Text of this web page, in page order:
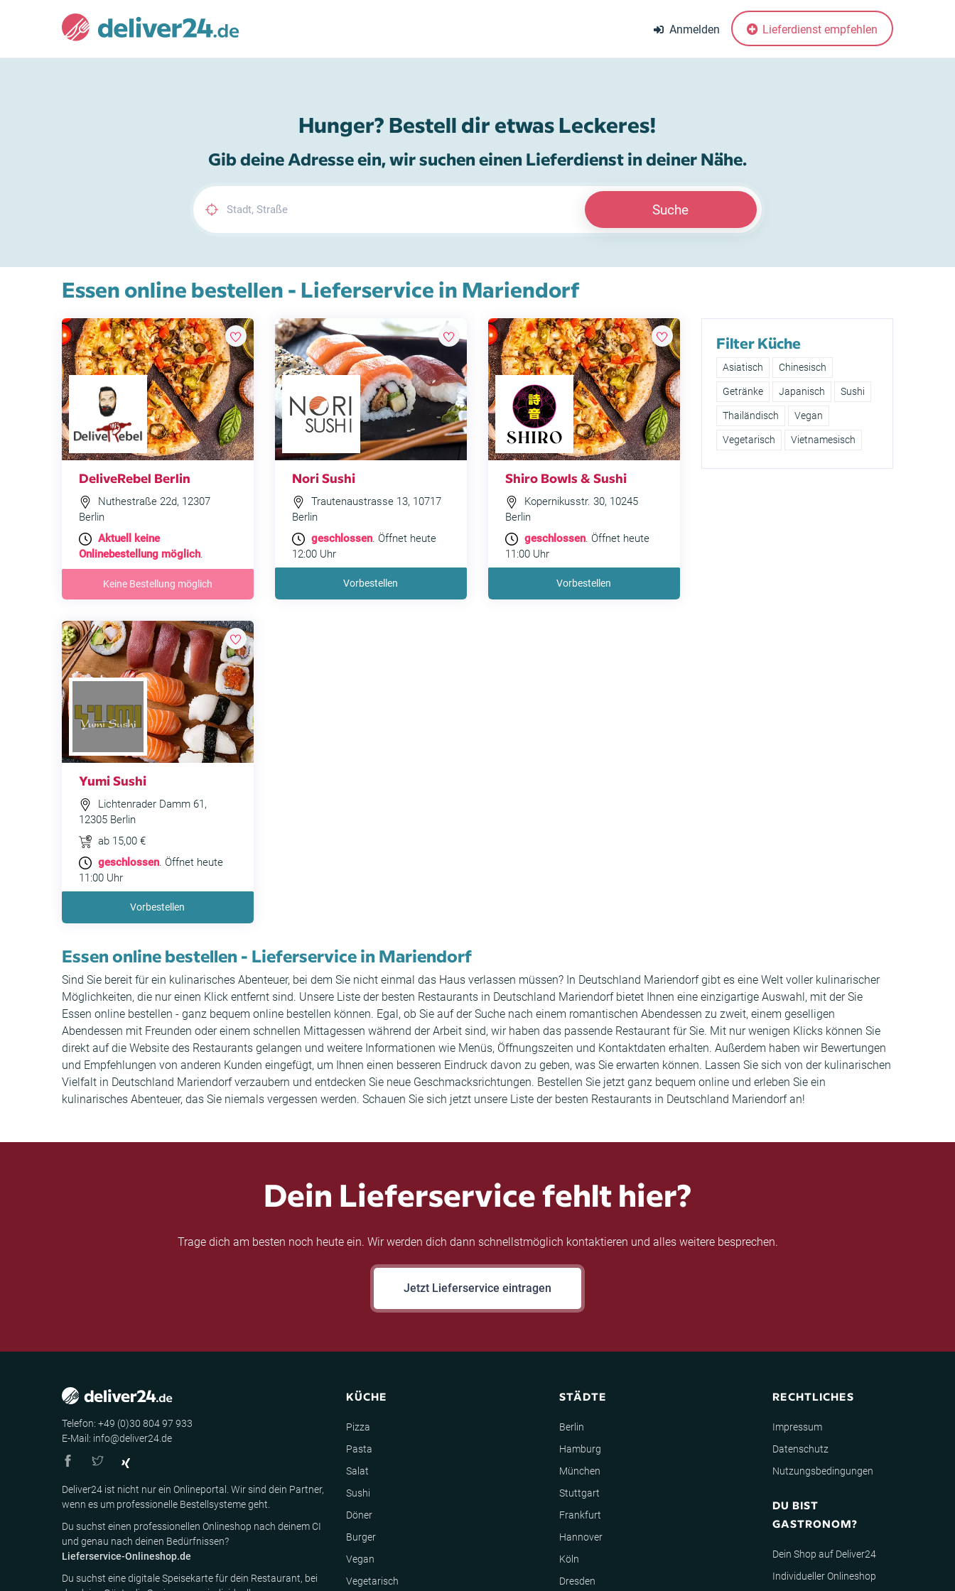
Anmelden Lieferdienst empfehlen
Hunger? Bestell dir etwas Leckeres!
Gib deine Adresse ein, wir suchen einen Lieferdienst in deiner Nähe.
Suche
Essen online bestellen - Lieferservice in Mariendorf
DeliveRebel Berlin
Nuthestraße 22d, 12307
Berlin
Aktuell keine
Onlinebestellung möglich.
Keine Bestellung möglich
Nori Sushi
Trautenaustrasse 13, 10717
Berlin
geschlossen. Öffnet heute
12:00 Uhr
Vorbestellen
Shiro Bowls & Sushi
Kopernikusstr. 30, 10245
Berlin
geschlossen. Öffnet heute
11:00 Uhr
Vorbestellen
Yumi Sushi
Lichtenrader Damm 61,
12305 Berlin
ab 15,00 €
geschlossen. Öffnet heute
11:00 Uhr
Vorbestellen
Filter Küche
Asiatisch Chinesisch
Getränke Japanisch Sushi
Thailändisch Vegan
Vegetarisch Vietnamesisch
Essen online bestellen - Lieferservice in Mariendorf
Sind Sie bereit für ein kulinarisches Abenteuer, bei dem Sie nicht einmal das Haus verlassen müssen? In Deutschland Mariendorf gibt es eine Welt voller kulinarischer
Möglichkeiten, die nur einen Klick entfernt sind. Unsere Liste der besten Restaurants in Deutschland Mariendorf bietet Ihnen eine einzigartige Auswahl, mit der Sie
Essen online bestellen - ganz bequem online bestellen können. Egal, ob Sie auf der Suche nach einem romantischen Abendessen zu zweit, einem geselligen
Abendessen mit Freunden oder einem schnellen Mittagessen während der Arbeit sind, wir haben das passende Restaurant für Sie. Mit nur wenigen Klicks können Sie
direkt auf die Website des Restaurants gelangen und weitere Informationen wie Menüs, Öffnungszeiten und Kontaktdaten erhalten. Außerdem haben wir Bewertungen
und Empfehlungen von anderen Kunden eingefügt, um Ihnen einen besseren Eindruck davon zu geben, was Sie erwarten können. Lassen Sie sich von der kulinarischen
Vielfalt in Deutschland Mariendorf verzaubern und entdecken Sie neue Geschmacksrichtungen. Bestellen Sie jetzt ganz bequem online und erleben Sie ein
kulinarisches Abenteuer, das Sie niemals vergessen werden. Schauen Sie sich jetzt unsere Liste der besten Restaurants in Deutschland Mariendorf an!
Dein Lieferservice fehlt hier?
Trage dich am besten noch heute ein. Wir werden dich dann schnellstmöglich kontaktieren und alles weitere besprechen.
Jetzt Lieferservice eintragen
Telefon: +49 (0)30 804 97 933
E-Mail: info@deliver24.de
Deliver24 ist nicht nur ein Onlineportal. Wir sind dein Partner,
wenn es um professionelle Bestellsysteme geht.
Du suchst einen professionellen Onlineshop nach deinem CI
und genau nach deinen Bedürfnissen?
Lieferservice-Onlineshop.de
Du suchst eine digitale Speisekarte für dein Restaurant, bei
KÜCHE
Pizza
Pasta
Salat
Sushi
Döner
Burger
Vegan
Vegetarisch
STÄDTE
Berlin
Hamburg
München
Stuttgart
Frankfurt
Hannover
Köln
Dresden
RECHTLICHES
Impressum
Datenschutz
Nutzungsbedingungen
DU BIST
GASTRONOM?
Dein Shop auf Deliver24
Individueller Onlineshop